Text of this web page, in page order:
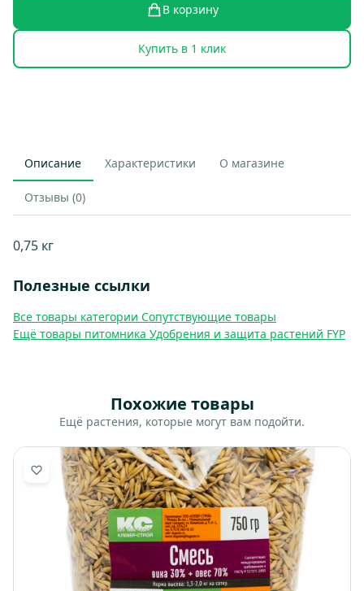
В корзину
Купить в 1 клик
Описание Характеристики О магазине
Отзывы (0)
0,75 кг
Полезные ссылки
Все товары категории Сопутствующие товары
Ещё товары питомника Удобрения и защита растений FYP
Похожие товары
Ещё растения, которые могут вам подойти.